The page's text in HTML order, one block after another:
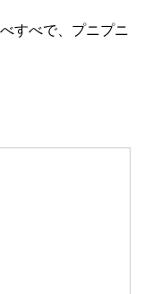
すべで、プニプニ